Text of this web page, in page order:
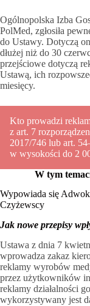
Ogólnopolska Izba
PolMed, zgłosiła
do Ustawy. Dotyczą
dłużej niż do 30
przejściowe dotyczą
Ustawą, ich
miesięcy.
Kto prowadzi
z art. 7
2017/746 lub art.
w wysokości do 2
W tym
Wypowiada się
Czyżewscy
Jak nowe przepisy
Ustawa z dnia 7
wprowadza zakaz
reklamy wyrobów
przez użytkowników
reklamy działalności
wykorzystywany jest